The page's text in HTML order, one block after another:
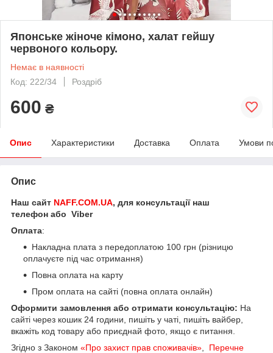
Японське жіноче кімоно, халат гейшу
червоного кольору.
Немає в наявності
Код: 222/34
Роздріб
600 ₴
Опис Характеристики Доставка Оплата Умови
Опис
Наш сайт NAFF.COM.UA, для консультації наш
телефон або Viber
Оплата:
Накладна плата з передоплатою 100 грн (різницю
оплачуєте під час отримання)
Повна оплата на карту
Пром оплата на сайті (повна оплата онлайн)
Оформити замовлення або отримати консультацію: На
сайті через кошик 24 години, пишіть у чаті, пишіть вайбер,
вкажіть код товару або приєднай фото, якщо є питання.
Згідно з Законом «Про захист прав споживачів»
Перечне